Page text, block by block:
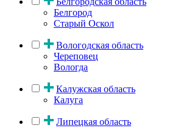
Белгород
Старый Оскол
Вологодская область
Череповец
Вологда
Калужская область
Калуга
Липецкая область